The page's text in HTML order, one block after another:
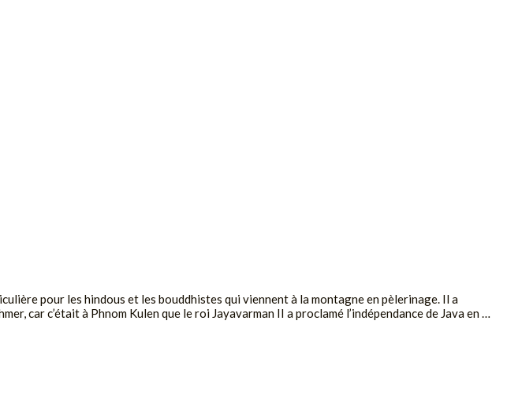
pour les hindous et les bouddhistes qui viennent à la montagne en pèlerinage. Il a
car c’était à Phnom Kulen que le roi Jayavarman II a proclamé l’indépendance de Java en …